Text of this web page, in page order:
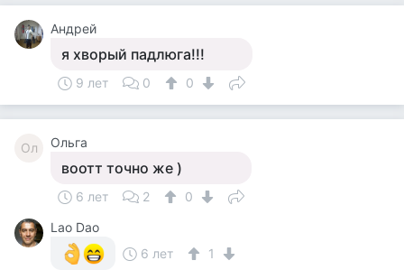
Андрей
я хворый падлюга!!!
9 лет 0 0
Ол Ольга
воотт точно же )
6 лет 2
0
Lao Dao
6 лет
1